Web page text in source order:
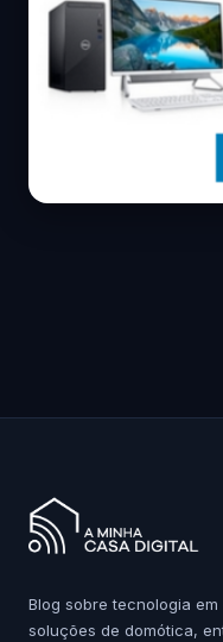
Blog sobre tecnologia em
soluções de domótica,